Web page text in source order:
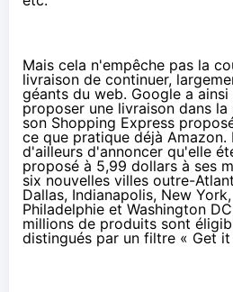
Mais cela n'empêche pas la
livraison de continuer,
géants du web. Google a ainsi
proposer une livraison dans la
son Shopping Express
ce que pratique déjà Amazon.
d'ailleurs d'annoncer qu'elle
proposé à 5,99 dollars à ses
six nouvelles villes outre-
Dallas, Indianapolis, New York,
Philadelphie et Washington
millions de produits sont
distingués par un filtre « Get